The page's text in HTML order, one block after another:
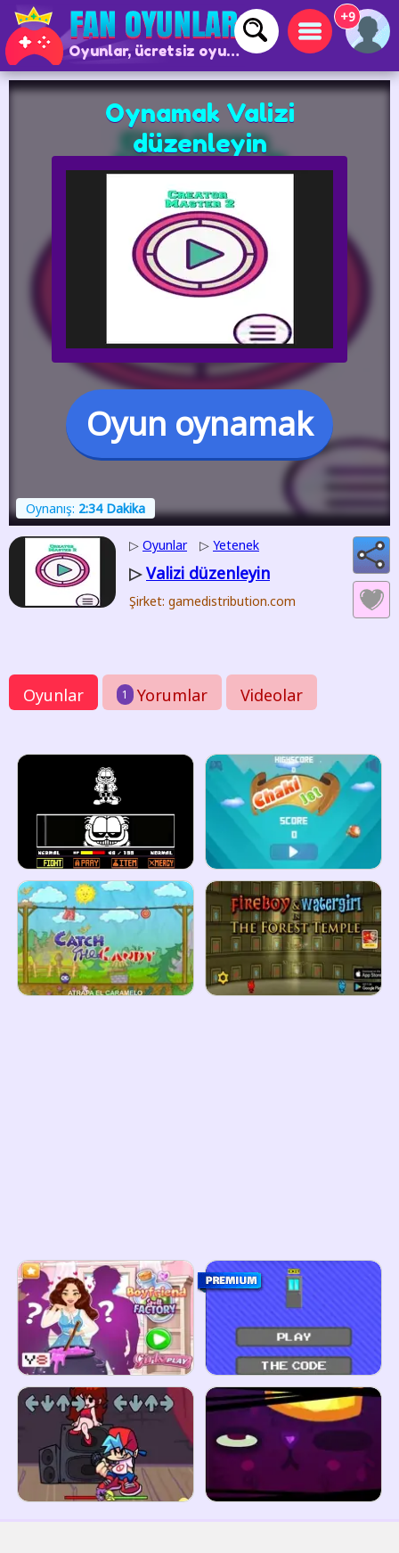
Oyunlar, ücretsiz oyunlar ve çevrimiçi oyunlar
+9
Oynamak Valizi
düzenleyin
Oyun oynamak
Oynanış: 2:34 Dakika
▷ Oyunlar ▷ Yetenek
▷Valizi düzenleyin
Şirket: gamedistribution.com
Oyunlar 1 Yorumlar Videolar